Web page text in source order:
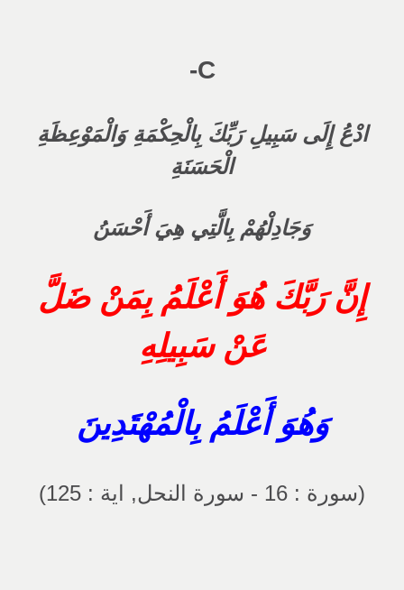
C-
ادْعُ إِلَى سَبِيلِ رَبِّكَ بِالْحِكْمَةِ وَالْمَوْعِظَةِ
الْحَسَنَةِ
وَجَادِلْهُمْ بِالَّتِي هِيَ أَحْسَنُ
إِنَّ رَبَّكَ هُوَ أَعْلَمُ بِمَنْ ضَلَّ
عَنْ سَبِيلِهِ
وَهُوَ أَعْلَمُ بِالْمُهْتَدِينَ
(سورة : 16 - سورة النحل, اية : 125)